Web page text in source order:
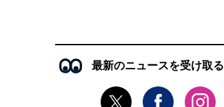
最新のニュースを受け取る